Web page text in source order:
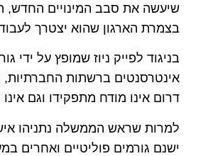
שיעשה את סבב המינויים החדש,
בצמרת הארגון שהוא יצטרך
בניגוד לפייק ניוז שמופץ על ידי
אינטרסנטים ברשתות
דרום אינו מודח מתפקידו וגם
למרות שראש הממשלה נתניהו
ישנם גורמים פוליטיים ואחרים